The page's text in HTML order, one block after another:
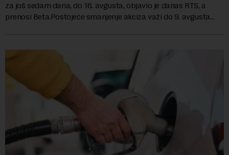
za još sedam dana, do 16. avgusta, objavio je danas RTS, a
prenosi Beta.Postojeće smanjenje akciza važi do 9. avgusta